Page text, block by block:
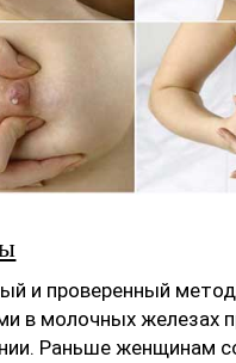
и проверенный
в молочных железах
Раньше женщинам